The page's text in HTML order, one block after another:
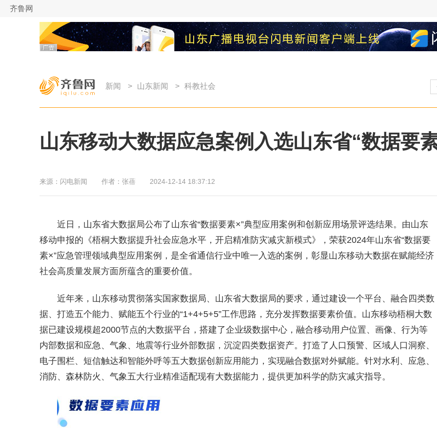
齐鲁网
新闻 > 山东新闻 > 科教社会
山东移动大数据应急案例入选山东省“数据要
来源： 闪电新闻 作者： 张蓓 2024-12-14 18:37:12
近日，山东省大数据局公布了山东省“数据要素×”典型应用案例和创新应用场景评选结果。由山东
移动申报的《梧桐大数据提升社会应急水平，开启精准防灾减灾新模式》，荣获2024年山东省“数据要
素×”应急管理领域典型应用案例，是全省通信行业中唯一入选的案例，彰显山东移动大数据在赋能经济
社会高质量发展方面所蕴含的重要价值。
近年来，山东移动贯彻落实国家数据局、山东省大数据局的要求，通过建设一个平台、融合四类数
据、打造五个能力、赋能五个行业的“1+4+5+5”工作思路，充分发挥数据要素价值。山东移动梧桐大数
据已建设规模超2000节点的大数据平台，搭建了企业级数据中心，融合移动用户位置、画像、行为等
内部数据和应急、气象、地震等行业外部数据，沉淀四类数据资产。打造了人口预警、区域人口洞察、
电子围栏、短信触达和智能外呼等五大数据创新应用能力，实现融合数据对外赋能。针对水利、应急、
消防、森林防火、气象五大行业精准适配现有大数据能力，提供更加科学的防灾减灾指导。